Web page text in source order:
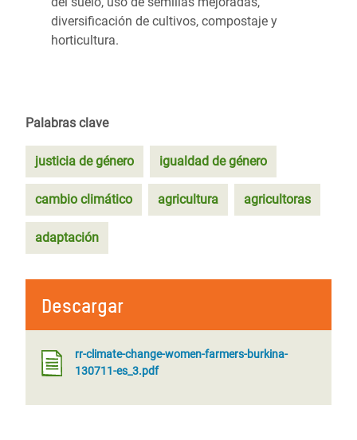
diversificación de cultivos, compostaje y
horticultura.
Palabras clave
justicia de género igualdad de género
cambio climático agricultura agricultoras
adaptación
Descargar
rr-climate-change-women-farmers-burkina-
130711-es_3.pdf